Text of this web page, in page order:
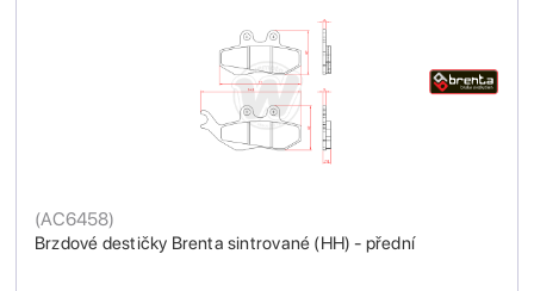
Brzdové destičky Brenta sintrované (HH) - přední
(AC6458)